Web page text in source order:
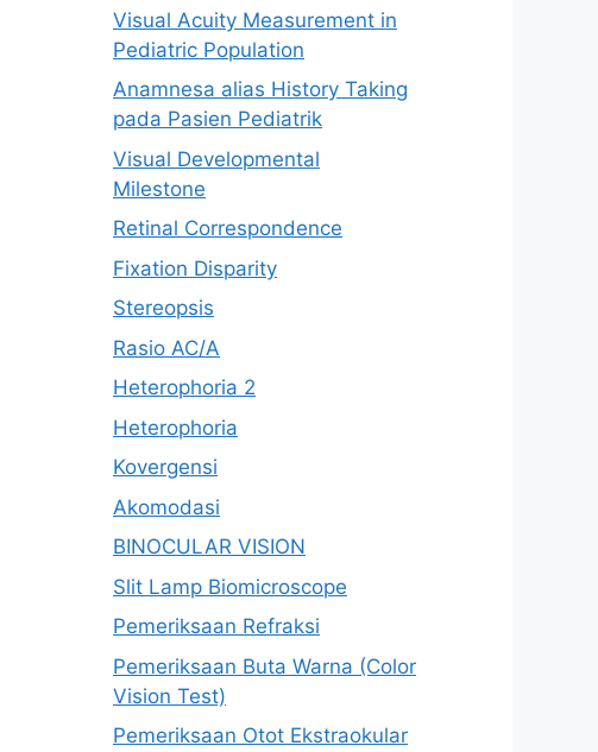
Visual Acuity Measurement in
Pediatric Population
Anamnesa alias History Taking
pada Pasien Pediatrik
Visual Developmental
Milestone
Retinal Correspondence
Fixation Disparity
Stereopsis
Rasio AC/A
Heterophoria 2
Heterophoria
Kovergensi
Akomodasi
BINOCULAR VISION
Slit Lamp Biomicroscope
Pemeriksaan Refraksi
Pemeriksaan Buta Warna (Color
Vision Test)
Pemeriksaan Otot Ekstraokular